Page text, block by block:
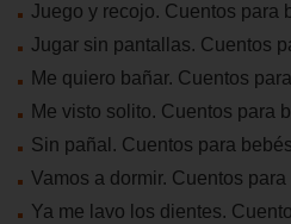
Juego y recojo. Cuentos para
Jugar sin pantallas. Cuentos
Me quiero bañar. Cuentos
Me visto solito. Cuentos para
Sin pañal. Cuentos para bebés
Vamos a dormir. Cuentos para
Ya me lavo los dientes.